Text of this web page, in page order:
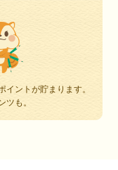
ントが貯まります。
ツも。